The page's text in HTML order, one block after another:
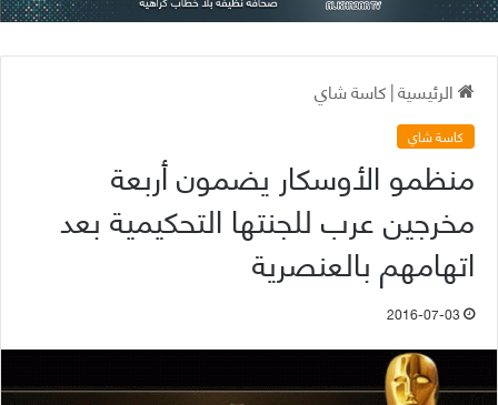
الرئيسية|كاسة شاي
كاسة شاي
منظمو الأوسكار يضمون أربعة
مخرجين عرب للجنتها التحكيمية بعد
اتهامهم بالعنصرية
2016-07-03